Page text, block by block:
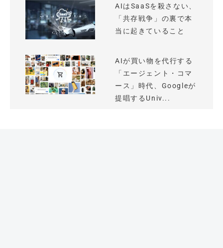
AIはSaaSを殺さない、
「共存戦争」の裏で本
当に起きていること
AIが買い物を代行する
「エージェント・コマ
ース」時代、Googleが
提唱するUniv...